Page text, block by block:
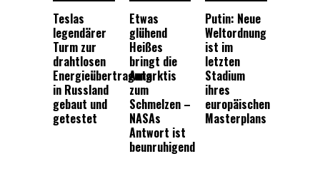
Teslas
legendärer
Turm zur
drahtlosen
Energieübertragung
in Russland
gebaut und
getestet
Etwas
glühend
Heißes
bringt die
Antarktis
zum
Schmelzen –
NASAs
Antwort ist
beunruhigend
Putin: Neue
Weltordnung
ist im
letzten
Stadium
ihres
europäischen
Masterplans